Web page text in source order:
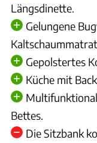
Längsdinette.
Gelungene
Gepolstertes
Küche mit
Bettes.
Die Sitzbank